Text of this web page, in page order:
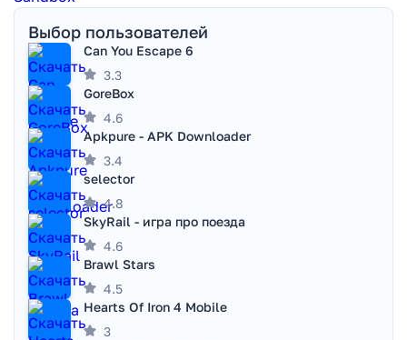
Выбор пользователей
Can You Escape 6
3.3
GoreBox
4.6
Apkpure - APK Downloader
3.4
selector
4.8
SkyRail - игра про поезда
4.6
Brawl Stars
4.5
Hearts Of Iron 4 Mobile
3